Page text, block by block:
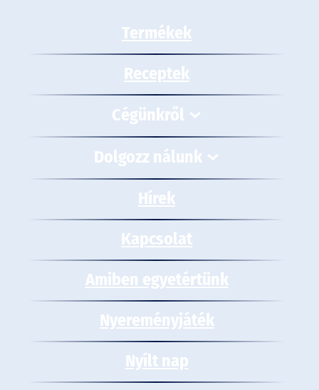
Termékek
Receptek
Cégünkről
Dolgozz nálunk
Hírek
Kapcsolat
Amiben egyetértünk
Nyereményjáték
Nyílt nap